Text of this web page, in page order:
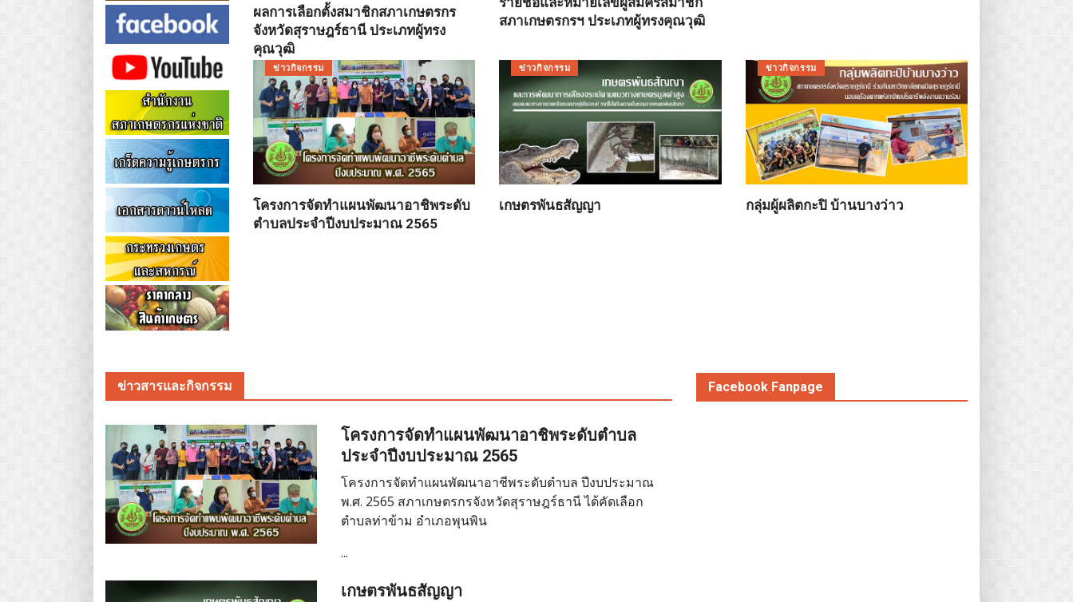
ผลการเลือกตั้งสมาชิกสภาเกษตรกร
จังหวัดสุราษฎร์ธานี ประเภทผู้ทรง
คุณวุฒิ
สภาเกษตรกรฯ ประเภทผู้ทรงคุณวุฒิ
โครงการจัดทำแผนพัฒนาอาชิพระดับ
ตำบลประจำปีงบประมาณ 2565
ข่าวกิจกรรม
เกษตรพันธสัญญา
ข่าวกิจกรรม
กลุ่มผู้ผลิตกะปิ บ้านบางว่าว
ข่าวกิจกรรม
ข่าวสารและกิจกรรม
โครงการจัดทำแผนพัฒนาอาชิพระดับตำบล
ประจำปีงบประมาณ 2565
โครงการจัดทำแผนพัฒนาอาชีพระดับตำบล ปีงบประมาณ
พ.ศ. 2565 สภาเกษตรกรจังหวัดสุราษฎร์ธานี ได้คัดเลือก
ตำบลท่าข้าม อำเภอพุนพิน
...
เกษตรพันธสัญญา
Facebook Fanpage